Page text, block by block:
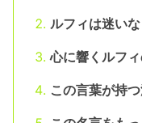
ルフィは迷いな
心に響くルフ
この言葉が持